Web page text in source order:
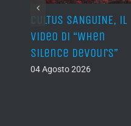
CULTUS SANGUINE, il
video di “When
Silence Devours”
04 Agosto 2026